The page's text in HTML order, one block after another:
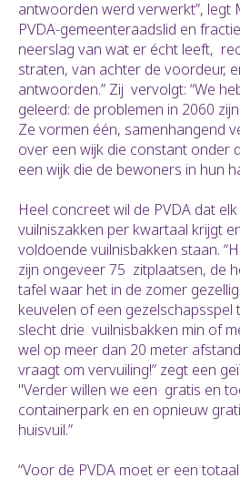
antwoorden werd verwerkt”, legt
PVDA-gemeenteraadslid en
neerslag van wat er écht leeft,
straten, van achter de voordeur,
antwoorden.” Zij vervolgt: “We
geleerd: de problemen in 2060
Ze vormen één, samenhangend
over een wijk die constant onder
een wijk die de bewoners in hun
Heel concreet wil de PVDA dat
vuilniszakken per kwartaal krijgt
voldoende vuilnisbakken staan.
zijn ongeveer 75 zitplaatsen, de
tafel waar het in de zomer
keuvelen of een gezelschapsspel
slecht drie vuilnisbakken min of
wel op meer dan 20 meter
vraagt om vervuiling!” zegt een
"Verder willen we een gratis en
containerpark en en opnieuw
huisvuil.”
“Voor de PVDA moet er een